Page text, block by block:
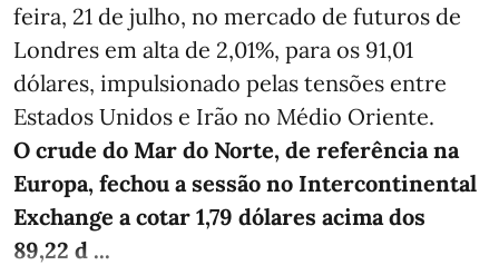
feira, 21 de julho, no mercado de futuros de
Londres em alta de 2,01%, para os 91,01
dólares, impulsionado pelas tensões entre
Estados Unidos e Irão no Médio Oriente.
O crude do Mar do Norte, de referência na
Europa, fechou a sessão no Intercontinental
Exchange a cotar 1,79 dólares acima dos
89,22 d ...